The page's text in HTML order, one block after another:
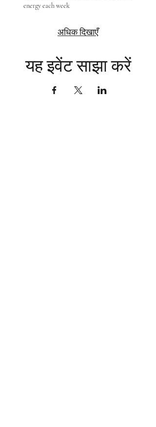
energy each week
अधिक दिखाएँ
यह इवेंट साझा करें